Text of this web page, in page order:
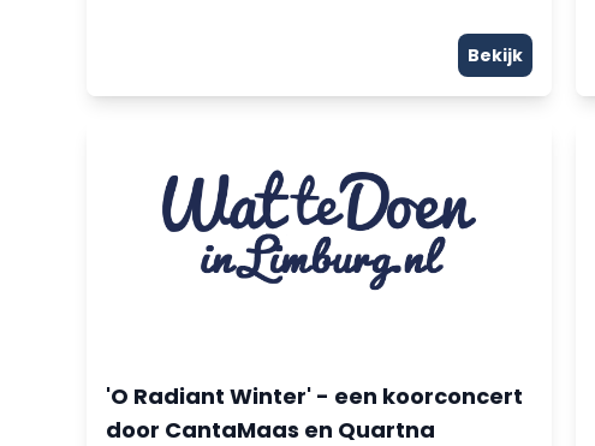
Bekijk
'O Radiant Winter' - een koorconcert
door CantaMaas en Quartna